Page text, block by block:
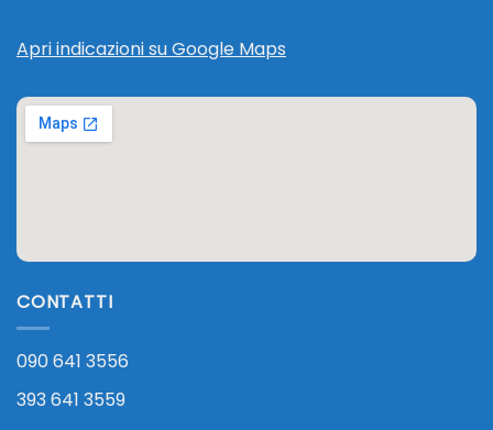
Apri indicazioni su Google Maps
CONTATTI
090 641 3556
393 641 3559